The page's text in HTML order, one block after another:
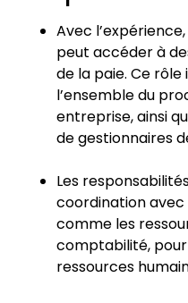
Avec
peut accéder à
de la paie. Ce
l’ensemble du
entreprise, ainsi
de gestionnaires
Les
coordination
comme les
comptabilité,
ressources